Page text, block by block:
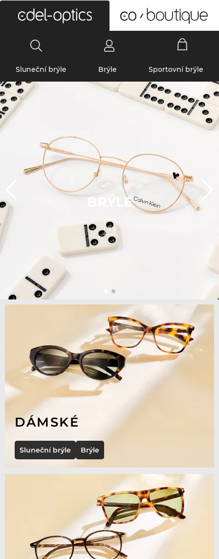
Sluneční brýle Brýle Sportovní brýle
BRÝLE
»
DÁMSKÉ
Sluneční brýle Brýle